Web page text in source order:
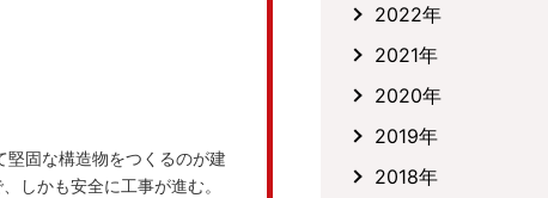
固な構造物をつくるのが建
しかも安全に工事が進む。
2022年
2021年
2020年
2019年
2018年